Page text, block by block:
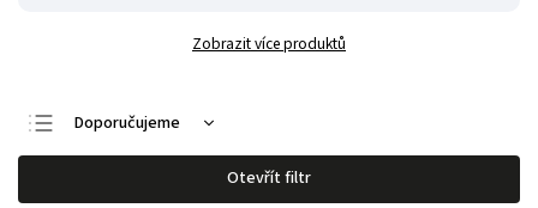
Zobrazit více produktů
Doporučujeme
Nejlevnější
Nejdražší
Otevřít filtr